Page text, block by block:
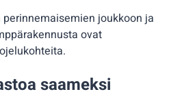
joukkoon ja
ovat
saameksi